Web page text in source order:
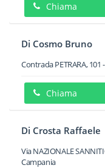
Chiama
Di Cosmo Bruno
Contrada PETRARA, 101
Chiama
Di Crosta Raffaele
Via NAZIONALE
Campania